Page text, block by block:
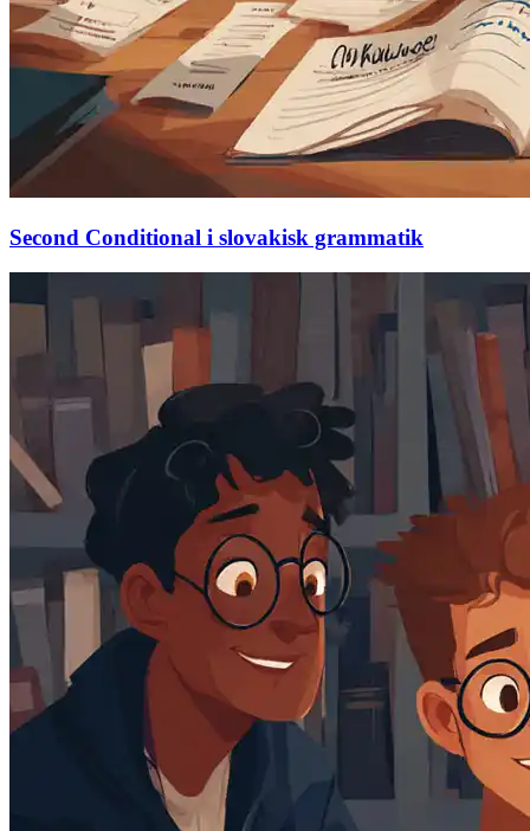
Second Conditional i slovakisk grammatik